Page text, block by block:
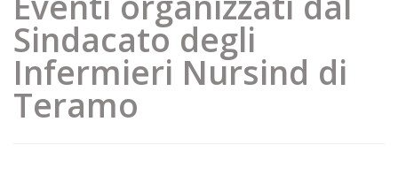
Sindacato degli
Infermieri Nursind di
Teramo